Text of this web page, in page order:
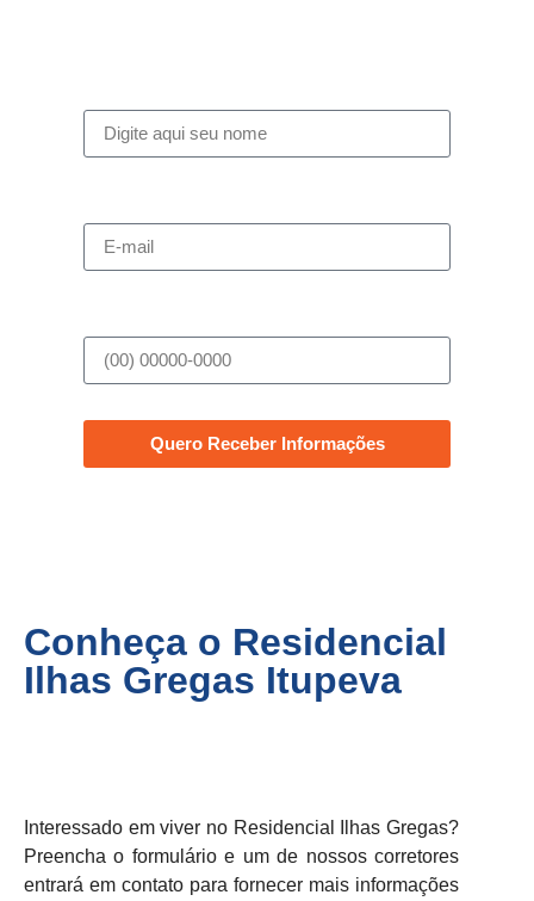
Quero Receber Informações
Conheça o Residencial
Ilhas Gregas Itupeva
Interessado em viver no Residencial Ilhas Gregas?
Preencha o formulário e um de nossos corretores
entrará em contato para fornecer mais informações